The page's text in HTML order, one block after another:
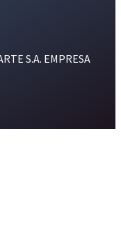
S.A. EMPRESA